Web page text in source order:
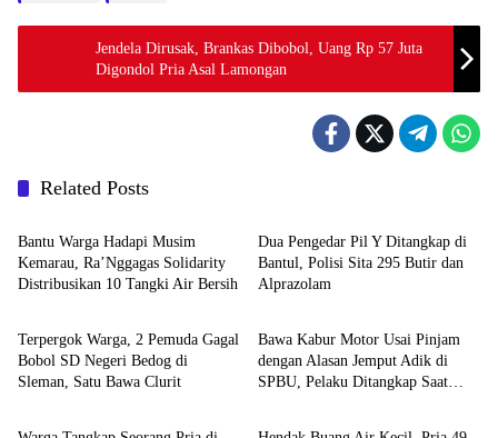
Jendela Dirusak, Brankas Dibobol, Uang Rp 57 Juta
Digondol Pria Asal Lamongan
Related Posts
Berita
Bantu Warga Hadapi Musim
Kemarau, Ra’Nggagas Solidarity
Distribusikan 10 Tangki Air Bersih
Dua Pengedar Pil Y Ditangkap di
Bantul, Polisi Sita 295 Butir dan
Alprazolam
Berita
Terpergok Warga, 2 Pemuda Gagal
Bobol SD Negeri Bedog di
Sleman, Satu Bawa Clurit
Berita
Bawa Kabur Motor Usai Pinjam
dengan Alasan Jemput Adik di
SPBU, Pelaku Ditangkap Saat
Berita Berita